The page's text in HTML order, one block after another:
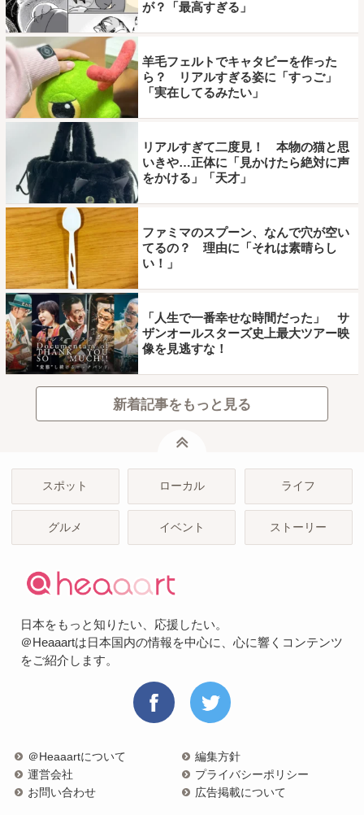
が？「最高すぎる」
羊毛フェルトでキャタピーを作った
ら？ リアルすぎる姿に「すっご」
「実在してるみたい」
リアルすぎて二度見！ 本物の猫と思
いきや…正体に「見かけたら絶対に声
をかける」「天才」
ファミマのスプーン、なんで穴が空い
てるの？ 理由に「それは素晴らし
い！」
「人生で一番幸せな時間だった」 サ
ザンオールスターズ史上最大ツアー映
像を見逃すな！
新着記事をもっと見る
スポット ローカル ライフ
グルメ イベント ストーリー
日本をもっと知りたい、応援したい。
＠Heaaartは日本国内の情報を中心に、心に響くコンテンツ
をご紹介します。
＠Heaaartについて
編集方針
運営会社
プライバシーポリシー
お問い合わせ
広告掲載について